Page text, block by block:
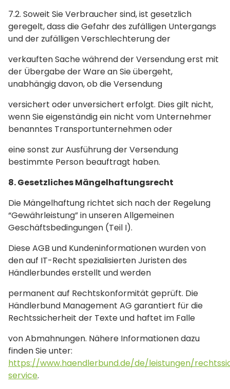
7.2. Soweit Sie Verbraucher sind, ist gesetzlich
geregelt, dass die Gefahr des zufälligen Untergangs
und der zufälligen Verschlechterung der
verkauften Sache während der Versendung erst mit
der Übergabe der Ware an Sie übergeht,
unabhängig davon, ob die Versendung
versichert oder unversichert erfolgt. Dies gilt nicht,
wenn Sie eigenständig ein nicht vom Unternehmer
benanntes Transportunternehmen oder
eine sonst zur Ausführung der Versendung
bestimmte Person beauftragt haben.
8. Gesetzliches Mängelhaftungsrecht
Die Mängelhaftung richtet sich nach der Regelung
“Gewährleistung” in unseren Allgemeinen
Geschäftsbedingungen (Teil I).
Diese AGB und Kundeninformationen wurden von
den auf IT-Recht spezialisierten Juristen des
Händlerbundes erstellt und werden
permanent auf Rechtskonformität geprüft. Die
Händlerbund Management AG garantiert für die
Rechtssicherheit der Texte und haftet im Falle
von Abmahnungen. Nähere Informationen dazu
finden Sie unter:
https://www.haendlerbund.de/de/leistungen/
service.